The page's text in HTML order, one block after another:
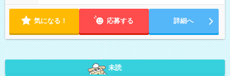
7~8時間 シフト例 ・10時00分～18時00分 ・10時00分～19時00
気になる！ 応募する 詳細へ
未読